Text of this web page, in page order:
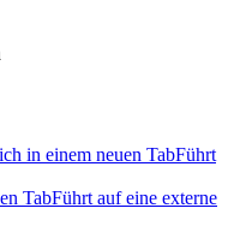
in einem neuen TabFührt
TabFührt auf eine externe